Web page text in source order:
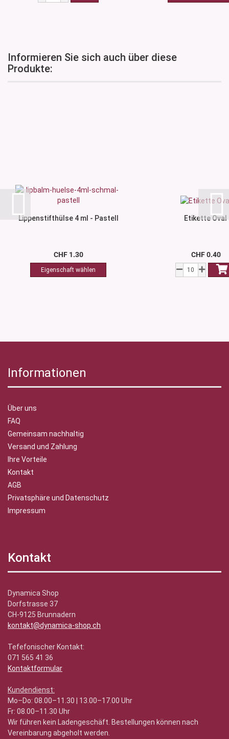
Informieren Sie sich auch über diese
Produkte:
Lippenstifthülse 4 ml - Pastell
CHF 1.30
Etikette Oval
CHF 0.40
Informationen
Über uns
FAQ
Gemeinsam nachhaltig
Versand und Zahlung
Ihre Vorteile
Kontakt
AGB
Privatsphäre und Datenschutz
Impressum
Kontakt
Dynamica Shop
Dorfstrasse 37
CH-9125 Brunnadern
kontakt@dynamica-shop.ch
Tefefonischer Kontakt:
071 565 41 36
Kontaktformular
Kundendienst:
Mo–Do: 08.00–11.30 | 13.00–17.00 Uhr
Fr: 08.00–11.30 Uhr
Wir führen kein Ladengeschäft. Bestellungen können nach
Vereinbarung abgeholt werden.